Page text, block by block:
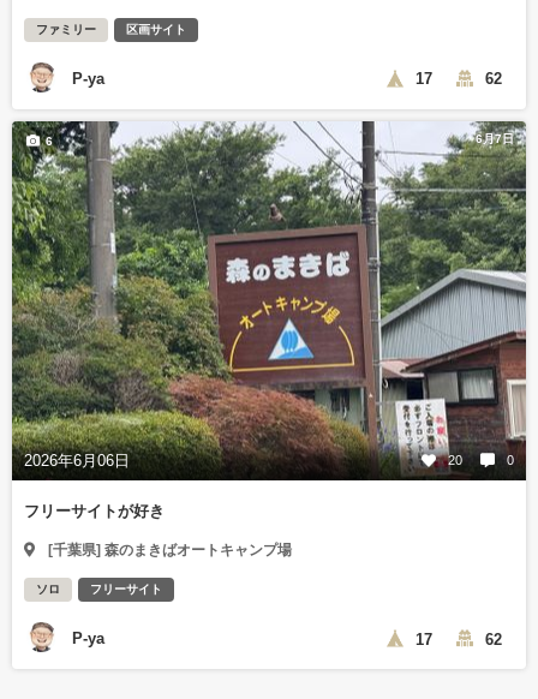
ファミリー 区画サイト
P-ya 17 62
6月7日
2026年6月06日 20 0
6
フリーサイトが好き
[千葉県] 森のまきばオートキャンプ場
ソロ フリーサイト
P-ya 17 62